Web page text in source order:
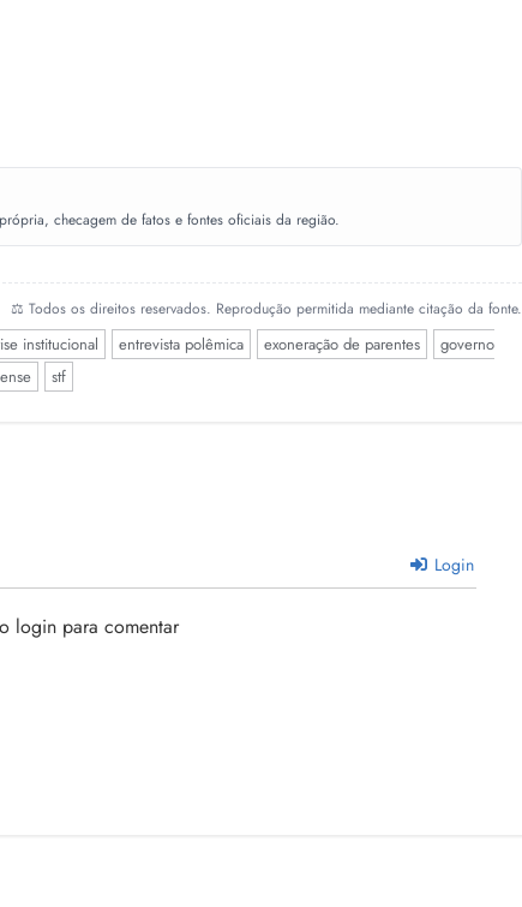
checagem de fatos e fontes oficiais da região.
⚖️ Todos os direitos reservados. Reprodução permitida mediante citação da fonte.
institucional entrevista polêmica exoneração de parentes
governo
stf
Login
login para comentar